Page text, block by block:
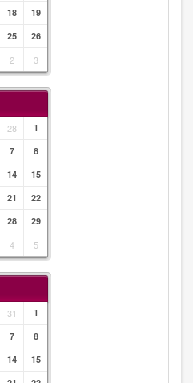
18
19
25
26
2 3
28
1
7
8
14
15
21
22
28
29
4 5
31
1
7
8
14
15